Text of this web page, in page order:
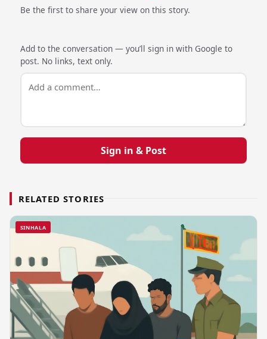
Be the first to share your view on this story.
Add to the conversation — you’ll sign in with Google to
post. No links, text only.
Sign in & Post
RELATED STORIES
SINHALA